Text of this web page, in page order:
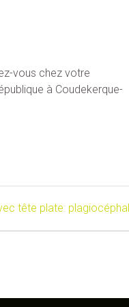
vous chez votre
à Coudekerque-
tête plate: